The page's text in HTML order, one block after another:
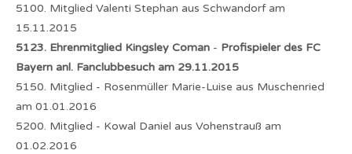
5100. Mitglied Valenti Stephan aus Schwandorf am
15.11.2015
5123. Ehrenmitglied Kingsley Coman - Profispieler des FC
Bayern anl. Fanclubbesuch am 29.11.2015
5150. Mitglied - Rosenmüller Marie-Luise aus Muschenried
am 01.01.2016
5200. Mitglied - Kowal Daniel aus Vohenstrauß am
01.02.2016